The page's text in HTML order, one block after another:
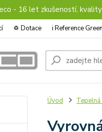
- 16 let zkušeností,
♽ Dotace ℹ︎ Reference
Úvod